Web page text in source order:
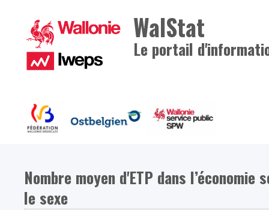
WalStat
Le portail
Nombre moyen d'ETP dans
le sexe